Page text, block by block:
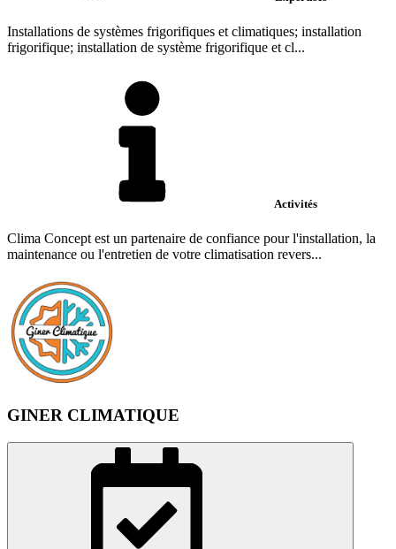
Installations de systèmes frigorifiques et climatiques; installation
frigorifique; installation de système frigorifique et cl...
Activités
Clima Concept est un partenaire de confiance pour l'installation, la
maintenance ou l'entretien de votre climatisation revers...
GINER CLIMATIQUE